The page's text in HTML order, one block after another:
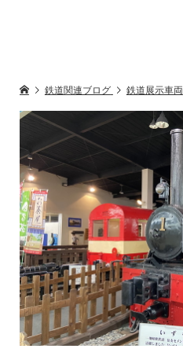
鉄道関連ブログ 鉄道展示車両